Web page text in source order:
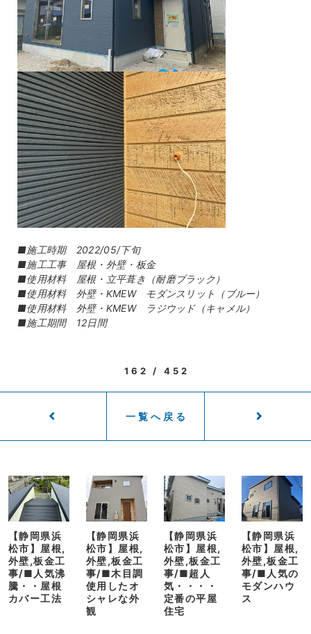
■施工時期 2022/05/下旬
■施工工事 屋根・外壁・板金
■使用材料 屋根・立平葺き（耐磨ブラック）
■使用材料 外壁・KMEW モダンスリット（ブルー）
■使用材料 外壁・KMEW ラジウッド（キャメル）
■施工期間 12日間
162 / 452
一覧へ戻る
【静岡県浜
松市】屋根,
外壁,板金工
事/■人気沸
騰・・屋根
カバー工法
【静岡県浜
松市】屋根,
外壁,板金工
事/■木目調
使用したオ
シャレな外
観
【静岡県浜
松市】屋根,
外壁,板金工
事/■超人
気・・・・
定番の平屋
住宅
【静岡県浜
松市】屋根,
外壁,板金工
事/■人気の
モダンハウ
ス